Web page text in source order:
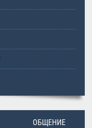
ОБЩЕНИЕ